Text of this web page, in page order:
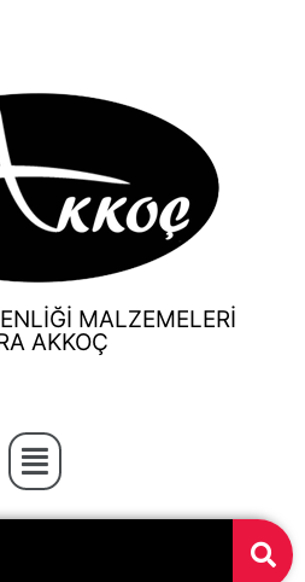
MALZEMELERİ
AKKOÇ